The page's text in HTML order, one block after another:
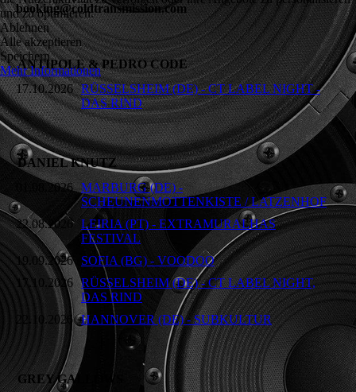
booking@coldtransmission.com
ANTIPOLE & PEDRO CODE
17.10.2026 RÜSSELSHEIM (DE) - CT LABEL NIGHT -
DAS RIND
DANIEL KNUTZ
01.08.2026 MARBURG (DE) -
SCHEUNENMOTTENKISTE / LATZENHOF
22.08.2026 LEIRIA (PT) - EXTRAMURALHAS
FESTIVAL
19.09.2026
SOFIA (BG) - VOODOO
17.10.2026 RÜSSELSHEIM (DE) - CT LABEL NIGHT,
DAS RIND
22.10.2026 HANNOVER (DE) - SUBKULTUR
GREY GALLOWS
und zu optimieren.
Ablehnen
Alle akzeptieren
Speichern
Mehr Informationen